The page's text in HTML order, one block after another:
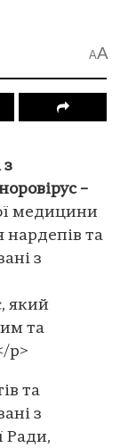
AA
з
–
медицини
та
з
який
та
p>
та
з
Ради,